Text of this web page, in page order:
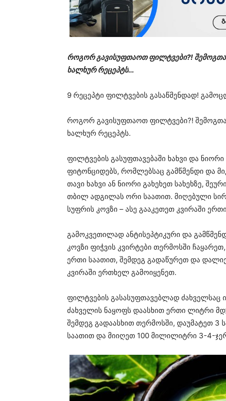
როგორ გავისუფთაოთ ფილტვები?!
ხალხურ რეცეპტს…
9 რეცეპტი ფილტვების გასაწმენდად!
როგორ გავისუფთაოთ ფილტვები?!
ხალხურ რეცეპტს.
ფილტვების გასუფთავებაში ხახვი და
ფიტონციდებს, რომლებსაც გამწმენდი და
თავი ხახვი ან ნიორი გახეხეთ სახეხზე,
თბილ ადგილას ორი საათით. მიღებული
სუფრის კოვზი – ასე გააკეთეთ კვირაში
გამოკვეთილად ანტისეპტიკური და
კოვზი ფიჭვის კვირტები თერმოსში
ერთი საათით, შემდეგ გადაწურეთ და
კვირაში ერთხელ გამოიყენეთ.
ფილტვების გასასუფთავებლად ძახველსაც
ძახველის ნაყოფს დაასხით ერთი ლიტრი
შემდეგ გადაასხით თერმოსში, დაუმატეთ
საათით და მიიღეთ 100 მილილიტრი 3-4-